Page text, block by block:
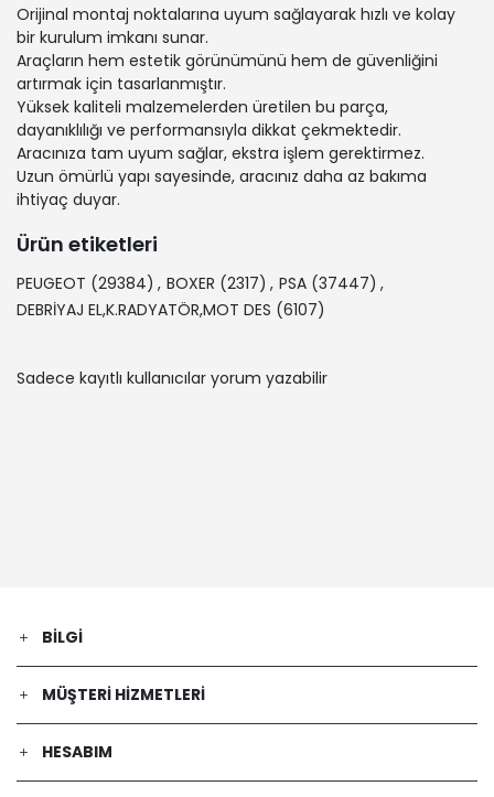
Orijinal montaj noktalarına uyum sağlayarak hızlı ve kolay
bir kurulum imkanı sunar.
Araçların hem estetik görünümünü hem de güvenliğini
artırmak için tasarlanmıştır.
Yüksek kaliteli malzemelerden üretilen bu parça,
dayanıklılığı ve performansıyla dikkat çekmektedir.
Aracınıza tam uyum sağlar, ekstra işlem gerektirmez.
Uzun ömürlü yapı sayesinde, aracınız daha az bakıma
ihtiyaç duyar.
Ürün etiketleri
PEUGEOT (29384) , BOXER (2317) , PSA (37447) ,
DEBRİYAJ EL,K.RADYATÖR,MOT DES (6107)
Sadece kayıtlı kullanıcılar yorum yazabilir
BILGI
MÜŞTERI HIZMETLERI
HESABIM